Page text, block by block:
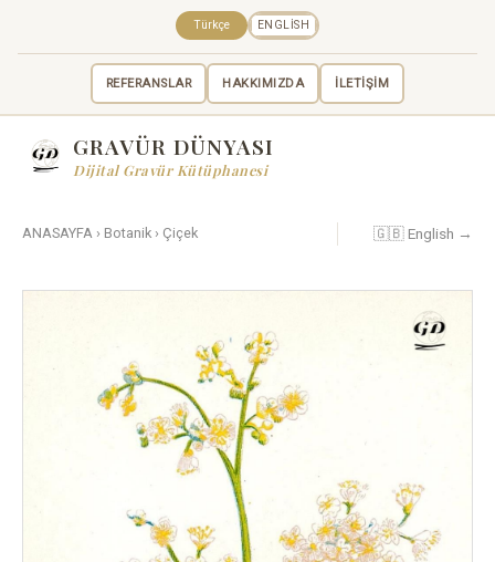
REFERANSLAR HAKKIMIZDA İLETİŞİM
Türkçe ENGLISH
GRAVÜR DÜNYASI
Dijital Gravür Kütüphanesi
ANASAYFA › Botanik › Çiçek 🇬🇧 English →